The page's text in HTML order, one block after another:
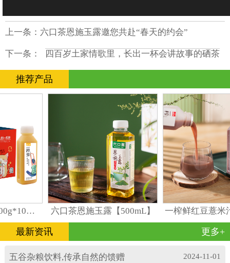
上一条： 六口茶恩施玉露邀您共赴“春天的约会”
下一条： 四百岁土家情歌里，长出一杯会讲故事的硒茶
推荐产品
一榨鲜谷物饮料300g*10瓶礼盒装 六口茶恩施玉露【500mL】 一榨鲜红豆薏米
最新资讯 更多+
2024-11-01
五谷杂粮饮料,传承自然的馈赠